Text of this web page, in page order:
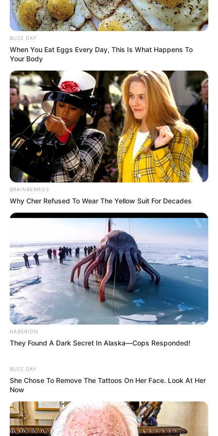
Facebook: –
Twitter:@Graciaz14
Threads: –
Instagram:
TikTok: –
YouTube: –
Tinggi, Berat & Penampilan Fisik
Tinggi: –
Berat: –
Golongan Darah: –
Warna Rambut: Hitam
Ukuran Tubuh: –
Ukuran Sepatu: –
Ukuran Baju: –
Pendidikan
SD Santa Maria Fatima
Keluarga
Ibu: Nevos Setyaningrum
Saudara:Gisela Cindy
BUZZ DAY
When You Eat Eggs Every Day, This Is What Happens To
Your Body
BRAINBERRIES
Why Cher Refused To Wear The Yellow Suit For Decades
HABERION
They Found A Dark Secret In Alaska—Cops Responded!
BUZZ DAY
She Chose To Remove The Tattoos On Her Face. Look At Her
Now